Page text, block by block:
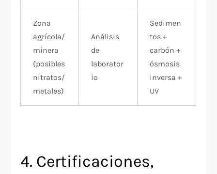
Zona
agrícola/
minera
(posibles
nitratos/
metales)
Análisis
de
laborator
io
Sedimen
tos +
carbón +
ósmosis
inversa +
UV
4. Certificaciones,